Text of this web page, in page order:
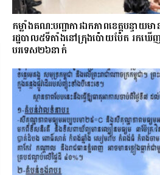
កម្លាំងគណ:បញ្ជាការឯកភាពខេត្តបន្ទាយម
រដ្ឋបាល៥ទីតាំងនៅក្រុងប៉ោយប៉ែត រកឃើ
បរទេស២៦នាក់